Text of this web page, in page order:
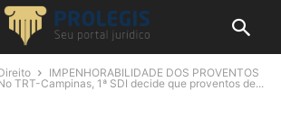
IMPENHORABILIDADE DOS PROVENTOS
TRT-Campinas, 1ª SDI decide que proventos de...